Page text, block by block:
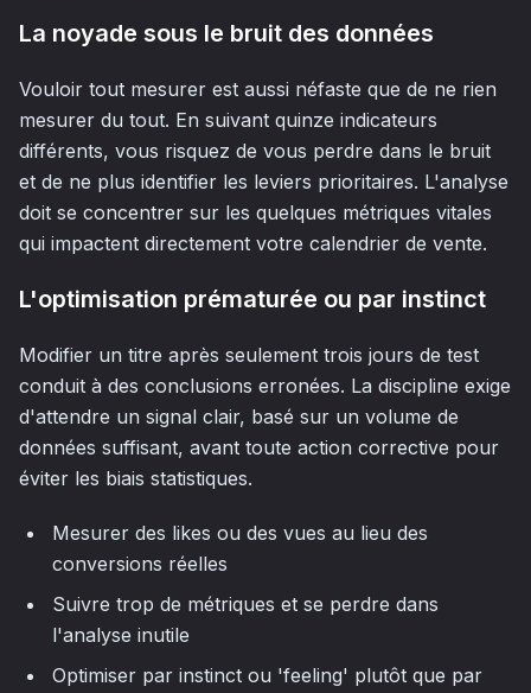
La noyade sous le bruit des données
Vouloir tout mesurer est aussi néfaste que de ne rien
mesurer du tout. En suivant quinze indicateurs
différents, vous risquez de vous perdre dans le bruit
et de ne plus identifier les leviers prioritaires. L'analyse
doit se concentrer sur les quelques métriques vitales
qui impactent directement votre calendrier de vente.
L'optimisation prématurée ou par instinct
Modifier un titre après seulement trois jours de test
conduit à des conclusions erronées. La discipline exige
d'attendre un signal clair, basé sur un volume de
données suffisant, avant toute action corrective pour
éviter les biais statistiques.
Mesurer des likes ou des vues au lieu des
conversions réelles
Suivre trop de métriques et se perdre dans
l'analyse inutile
Optimiser par instinct ou 'feeling' plutôt que par